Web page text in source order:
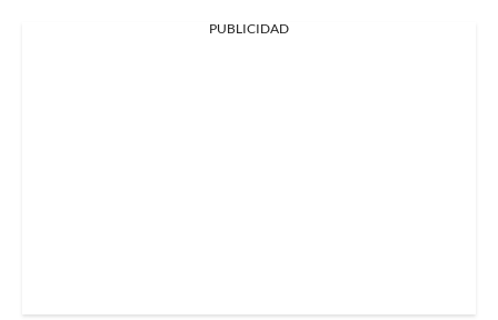
PUBLICIDAD